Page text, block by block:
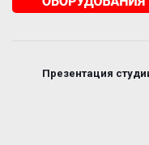
Презентация